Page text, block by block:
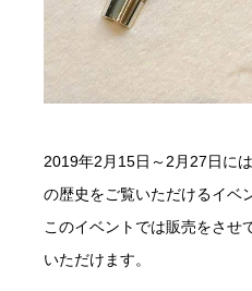
2019年2月15日～2月27日に
の歴史をご覧いただけるイベ
このイベントでは販売をさせ
いただけます。